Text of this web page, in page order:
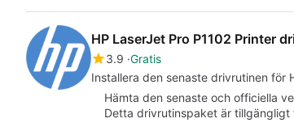
HP LaserJet Pro P1102 Printer
3.9 Gratis
Installera den senaste drivrutinen för
Hämta den senaste och officiella
Detta drivrutinspaket är